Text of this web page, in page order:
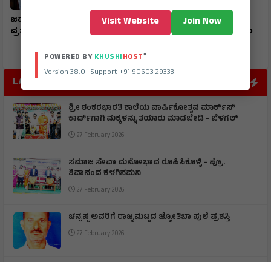
ಜವಾಹರ ನವೋದಯ ವಿದ್ಯಾರ್ಥಿ
ಪ್ರಜ್ವಲ್ ರಾಜ್ಯಕ್ಕೆ ಪ್ರಥಮ
ಮುದಗಲ್ ಪಿಎಸ್‌ಐ ಸೇರಿ
ಪೊಲೀಸರ ಅಮಾನತ್ತು ಮಾಡಲು
LATEST POST
ಶ್ರೀ ಶಂಕರಭಾರತಿ ಶಾಲೆಯ ವಾರ್ಷಿಕೋತ್ಸವ ಮಾರ್ಕ್‌ಸ್‌
ಕಾರ್ಡ್‌ಗಾಗಿ ಮಕ್ಕಳನ್ನು ತಯಾರು ಮಾಡಬೇಡಿ - ಬೆಳಗಲ್
27 February 2026
ಸಮಾಜ ಸೇವಾ ಮನೋಭಾವ ರೂಪಿಸಿಕೊಳ್ಳಿ - ಪ್ರೊ.
ಶಿವಾನಂದ ಕೆಳಗಿನಮನಿ
27 February 2026
ಚನ್ನಪ್ಪ ಅವರಿಗೆ ರಾಜ್ಯಮಟ್ಟದ ಜ್ಯೋತಿಬಾ ಪುಲೆ ಪ್ರಶಸ್ತಿ
27 February 2026
Visit Website Join Now
POWERED BY KHUSHIHOST®
Version 38.0 | Support +91 90603 29333